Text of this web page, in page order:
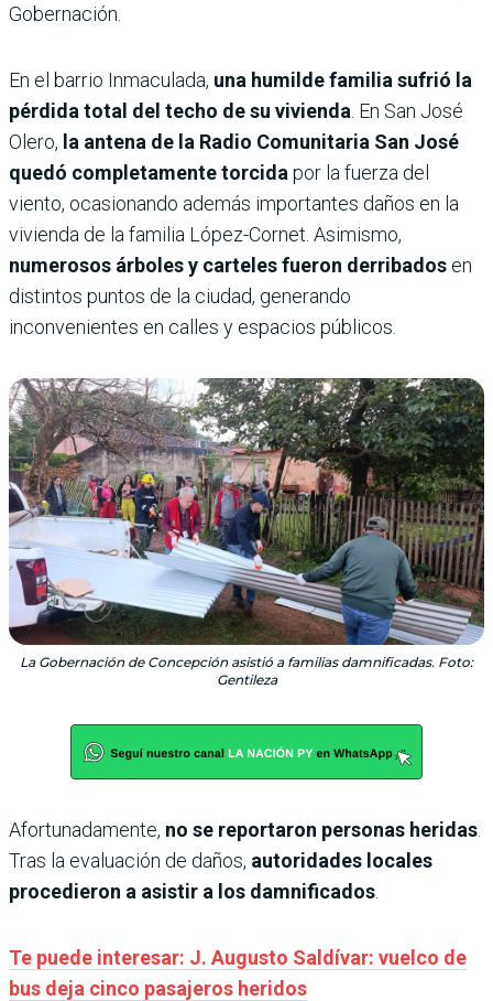
Gobernación.
En el barrio Inmaculada, una humilde familia sufrió la
pérdida total del techo de su vivienda . En San José
Olero, la antena de la Radio Comunitaria San José
quedó completamente torcida por la fuerza del
viento, ocasionando además importantes daños en la
vivienda de la familia López-Cornet. Asimismo,
numerosos árboles y carteles fueron derribados en
distintos puntos de la ciudad, generando
inconvenientes en calles y espacios públicos.
La Gobernación de Concepción asistió a familias damnificadas. Foto:
Gentileza
Afortunadamente, no se reportaron personas heridas
Tras la evaluación de daños, autoridades locales
procedieron a asistir a los damnificados
Te puede interesar: J. Augusto Saldívar: vuelco de
bus deja cinco pasajeros heridos